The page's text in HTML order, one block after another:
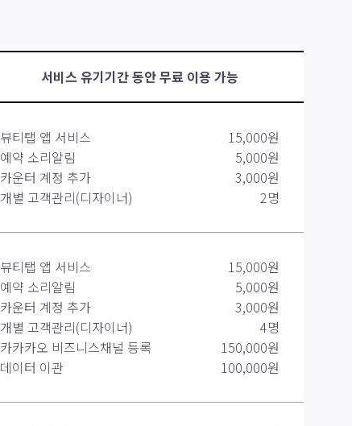
서비스 유기기간 동안 무료 이용 가능
뷰티탭 앱 서비스
15,000원
예약 소리알림
5,000원
카운터 계정 추가
3,000원
개별 고객관리(디자이너)
2명
뷰티탭 앱 서비스
15,000원
예약 소리알림
5,000원
카운터 계정 추가
3,000원
개별 고객관리(디자이너)
4명
카카카오 비즈니스채널 등록
150,000원
데이터 이관
100,000원